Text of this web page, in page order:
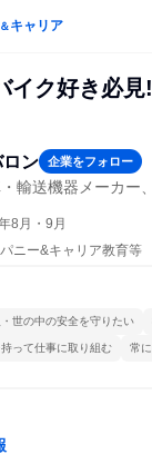
＆キャリア
イク好き必
ン 企業をフォロー
輸送機器メーカー
8月・9月
ニー&キャリア教育等
・世の中の安全を守りたい
って仕事に取り組む 常